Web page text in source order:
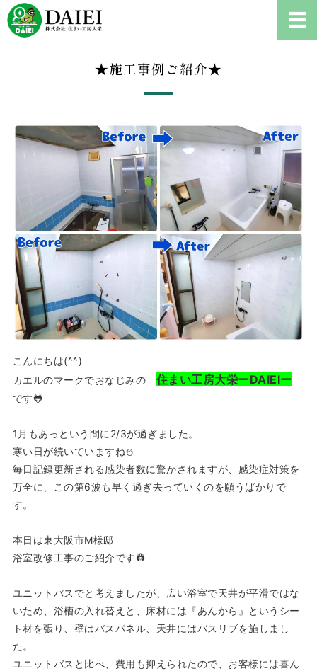
耐震診断、雨漏り修理、リ
ご依頼の流れ
お問い合わせ・耐震診断
★施工事例ご紹介★
こんにちは(^^)
カエルのマークでおなじみの 住まい工房大栄ーDAIEIー
です🐸
1月もあっという間に2/3が過ぎました。
寒い日が続いていますね⛄
毎日記録更新される感染者数に驚かされますが、感染症対策を
万全に、この第6波も早く過ぎ去っていくのを願うばかりで
す。
本日は東大阪市M様邸
浴室改修工事のご紹介です👷
ユニットバスでと考えましたが、広い浴室で天井が平滑ではな
いため、浴槽の入れ替えと、床材には『あんから』というシー
ト材を張り、壁はバスパネル、天井にはバスリブを施しまし
た。
ユニットバスと比べ、費用も抑えられたので、お客様には喜ん